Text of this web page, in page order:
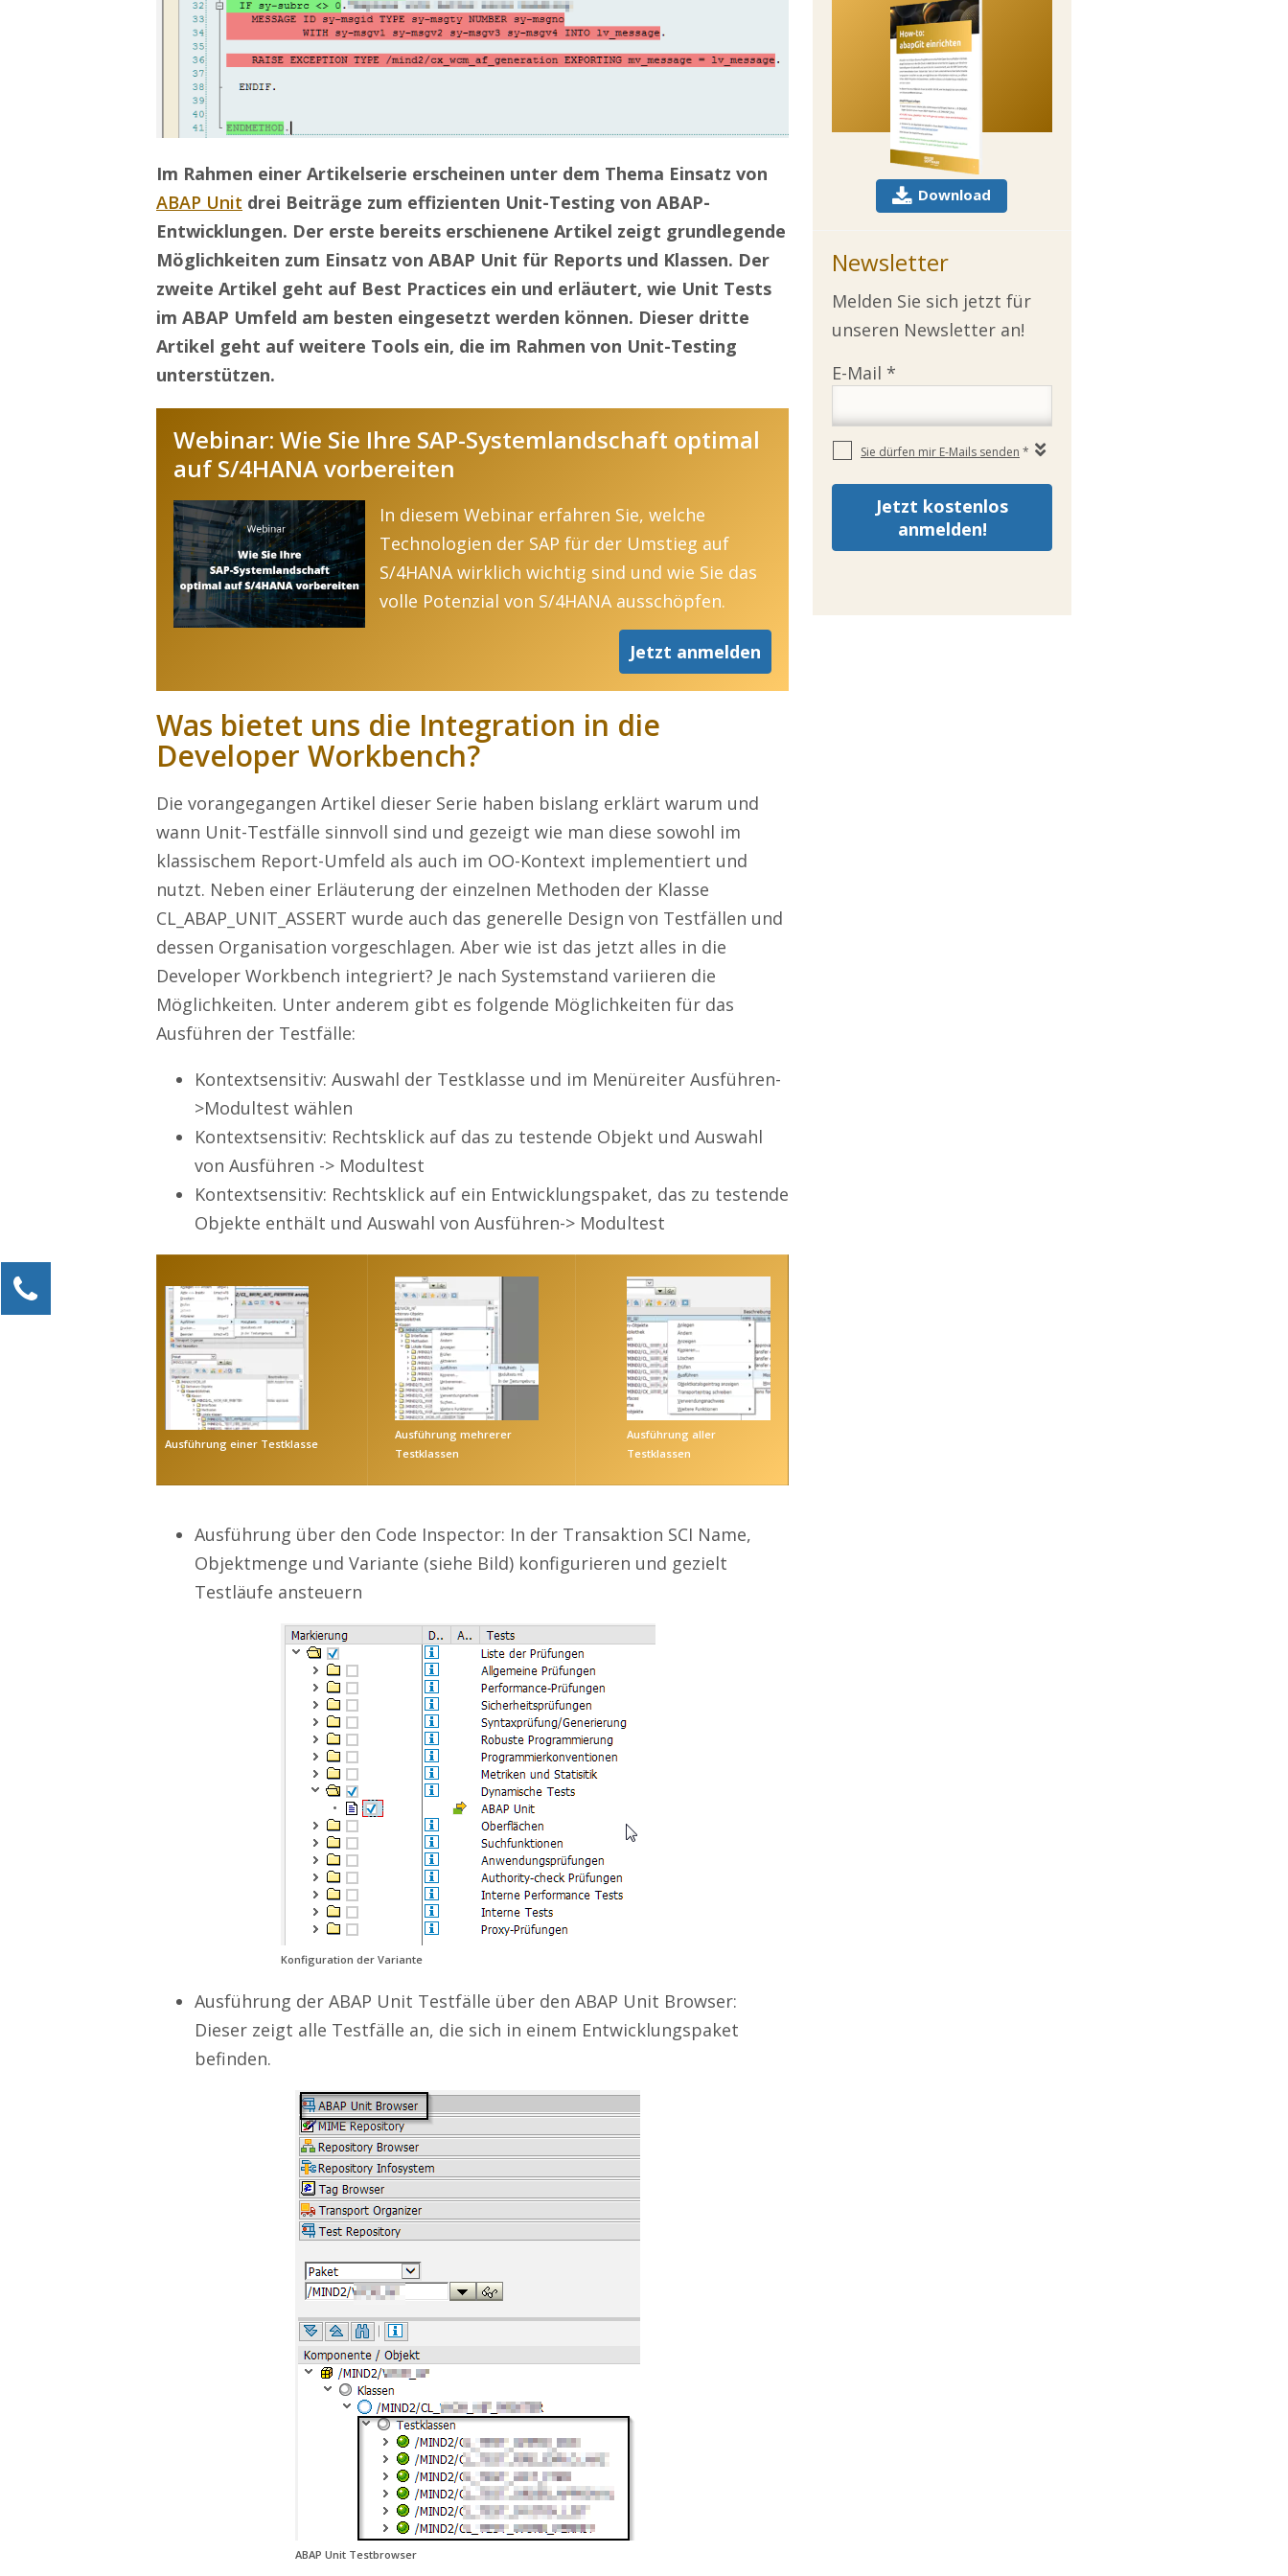
Im Rahmen einer Artikelserie erscheinen unter dem Thema Einsatz von
ABAP Unit drei Beiträge zum effizienten Unit-Testing von ABAP-
Entwicklungen. Der erste bereits erschienene Artikel zeigt grundlegende
Möglichkeiten zum Einsatz von ABAP Unit für Reports und Klassen. Der
zweite Artikel geht auf Best Practices ein und erläutert, wie Unit Tests
im ABAP Umfeld am besten eingesetzt werden können. Dieser dritte
Artikel geht auf weitere Tools ein, die im Rahmen von Unit-Testing
unterstützen.
Webinar: Wie Sie Ihre SAP-Systemlandschaft optimal
auf S/4HANA vorbereiten
In diesem Webinar erfahren Sie, welche
Technologien der SAP für der Umstieg auf
S/4HANA wirklich wichtig sind und wie Sie das
volle Potenzial von S/4HANA ausschöpfen.
Jetzt anmelden
Was bietet uns die Integration in die
Developer Workbench?
Die vorangegangen Artikel dieser Serie haben bislang erklärt warum und
wann Unit-Testfälle sinnvoll sind und gezeigt wie man diese sowohl im
klassischem Report-Umfeld als auch im OO-Kontext implementiert und
nutzt. Neben einer Erläuterung der einzelnen Methoden der Klasse
CL_ABAP_UNIT_ASSERT wurde auch das generelle Design von Testfällen und
dessen Organisation vorgeschlagen. Aber wie ist das jetzt alles in die
Developer Workbench integriert? Je nach Systemstand variieren die
Möglichkeiten. Unter anderem gibt es folgende Möglichkeiten für das
Ausführen der Testfälle:
Kontextsensitiv: Auswahl der Testklasse und im Menüreiter Ausführen-
>Modultest wählen
Kontextsensitiv: Rechtsklick auf das zu testende Objekt und Auswahl
von Ausführen -> Modultest
Kontextsensitiv: Rechtsklick auf ein Entwicklungspaket, das zu testende
Objekte enthält und Auswahl von Ausführen-> Modultest
Ausführung einer Testklasse
Ausführung mehrerer
Testklassen
Ausführung aller
Testklassen
Ausführung über den Code Inspector: In der Transaktion SCI Name,
Objektmenge und Variante (siehe Bild) konfigurieren und gezielt
Testläufe ansteuern
Konfiguration der Variante
Ausführung der ABAP Unit Testfälle über den ABAP Unit Browser:
Dieser zeigt alle Testfälle an, die sich in einem Entwicklungspaket
befinden.
ABAP Unit Testbrowser
Download
Newsletter
Melden Sie sich jetzt für
unseren Newsletter an!
Kontaktieren Sie uns!
Alexander Kössner-Maier
Kundenservice
0211 946 285 72-15
Alexander.Koessner-Maier@erlebe-software.de
Ihre Anfrage